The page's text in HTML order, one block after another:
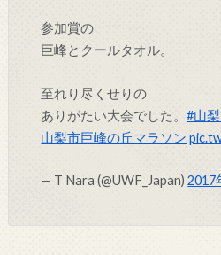
参加賞の
巨峰とクールタオル。
至れり尽くせりの
ありがたい大会でした。#山
山梨市巨峰の丘マラソン
— T Nara (@UWF_Japan)2017